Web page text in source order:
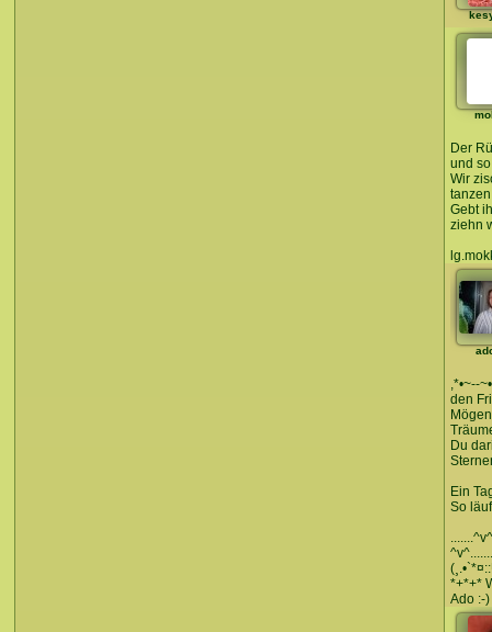
Der
und
Wir
Gebt
ziehn
,*•~--
den
Du
Ein
So
*+*+*
Ado :-)